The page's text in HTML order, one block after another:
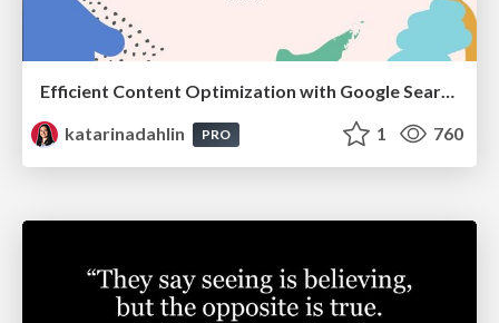
Efficient Content Optimization with Google Search Console & Apps Script
katarinadahlin
PRO 1 760